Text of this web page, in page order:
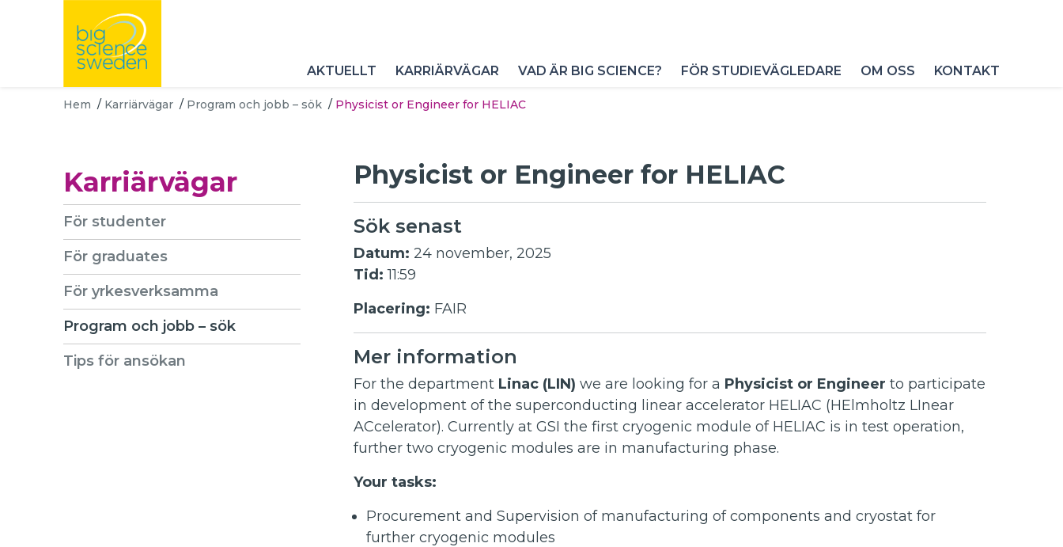
AKTUELLT KARRIÄRVÄGAR VAD ÄR BIG SCIENCE? FÖR STUDIEVÄGLEDARE OM OSS KONTAKT
Hem / Karriärvägar / Program och jobb – sök / Physicist or Engineer for HELIAC
Karriärvägar
För studenter
För graduates
För yrkesverksamma
Program och jobb – sök
Tips för ansökan
Physicist or Engineer for HELIAC
Sök senast
Datum: 24 november, 2025
Tid: 11:59
Placering: FAIR
Mer information
For the department Linac (LIN) we are looking for a Physicist or Engineer to participate
in development of the superconducting linear accelerator HELIAC (HElmholtz LInear
ACcelerator). Currently at GSI the first cryogenic module of HELIAC is in test operation,
further two cryogenic modules are in manufacturing phase.
Your tasks:
Procurement and Supervision of manufacturing of components and cryostat for
further cryogenic modules